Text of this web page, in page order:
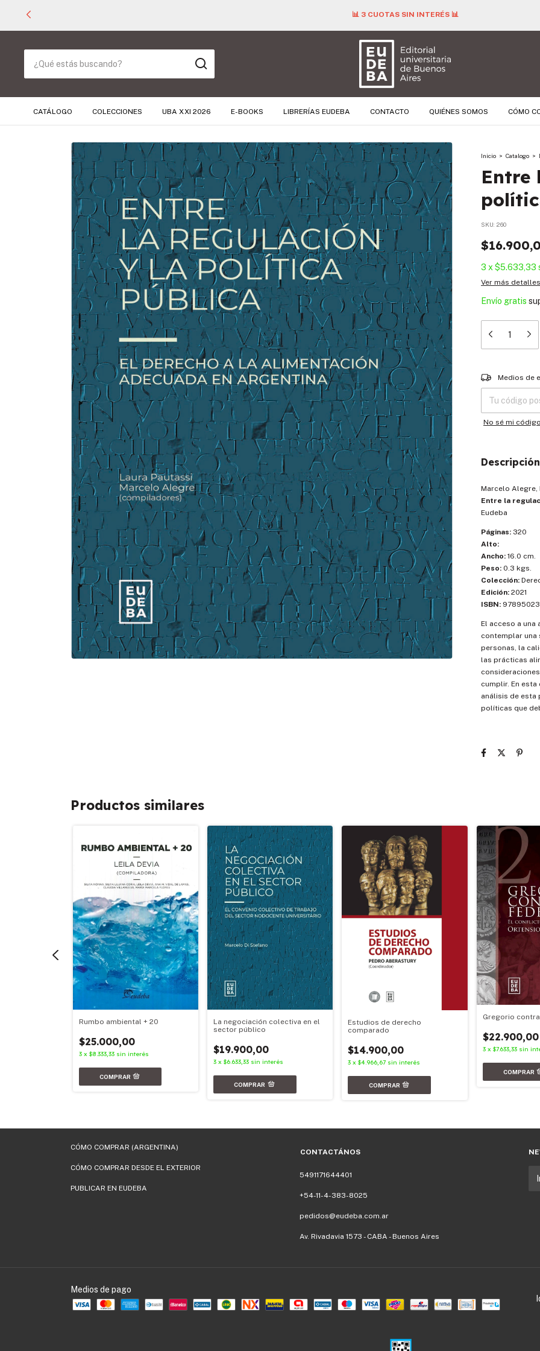
📊 3 CUOTAS SIN INTERÉS 📊
CATÁLOGO COLECCIONES UBA XXI 2026 E-BOOKS LIBRERÍAS EUDEBA CONTACTO QUIÉNES SOMOS CÓMO
Inicio > Catalogo >
Entre
SKU: 260
3 x $5.633,33
Ver más detalles
Envío gratis
Entregas para el
Medios de
No sé mi
Descripción
Marcelo Alegre,
Entre la
Eudeba
Páginas: 320
Alto:
Ancho: 16.0 cm.
Peso: 0.3 kgs.
Colección:
Edición: 2021
ISBN:
El acceso a una
contemplar una
personas, la
las prácticas
cumplir. En
análisis de esta
políticas que
Productos similares
Rumbo ambiental + 20
$25.000,00
3 x $8.333,33 sin interés
La negociación colectiva en el
sector público
$19.900,00
3 x$6.633,33 sin interés
Estudios de derecho
comparado
$14.900,00
3 x$4.966,67 sin interés
Gregorio
$22.900,00
3 x $7.633,33 sin
CÓMO COMPRAR (ARGENTINA)
CÓMO COMPRAR DESDE EL EXTERIOR
PUBLICAR EN EUDEBA
CONTACTÁNOS
5491171644401
+54-11-4-383-8025
pedidos@eudeba.com.ar
Av. Rivadavia 1573 - CABA - Buenos Aires
Medios de pago